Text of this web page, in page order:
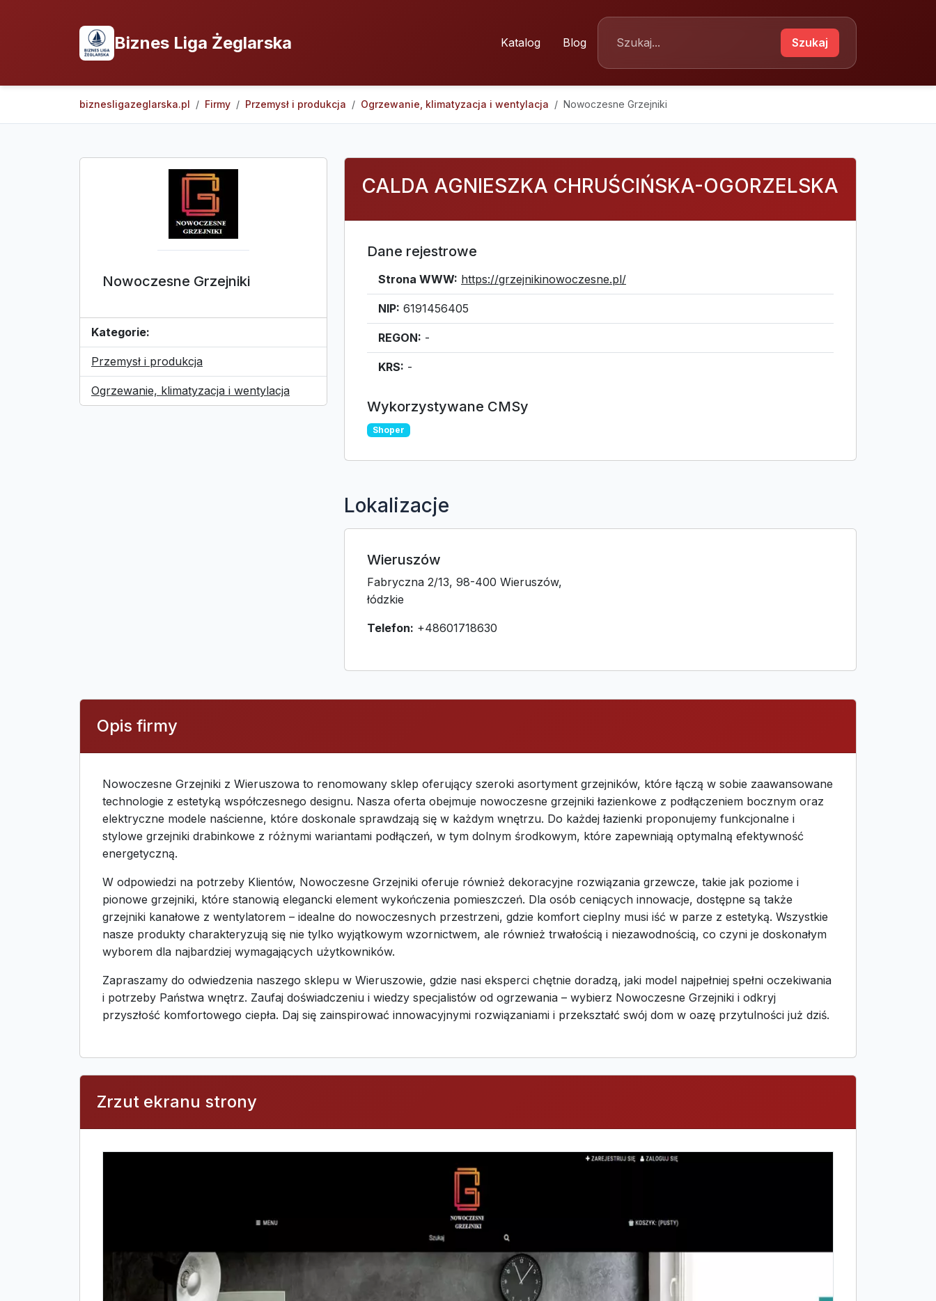
Biznes Liga Żeglarska Katalog Blog Szukaj
biznesligazeglarska.pl Firmy Przemysł i produkcja Ogrzewanie, klimatyzacja i wentylacja Nowoczesne Grzejniki
Nowoczesne Grzejniki
Kategorie:
Przemysł i produkcja
Ogrzewanie, klimatyzacja i wentylacja
CALDA AGNIESZKA CHRUŚCIŃSKA-OGORZELSKA
Dane rejestrowe
Strona WWW: https://grzejnikinowoczesne.pl/
NIP: 6191456405
REGON: -
KRS: -
Wykorzystywane CMSy
Shoper
Lokalizacje
Wieruszów
Fabryczna 2/13, 98-400 Wieruszów,
łódzkie
Telefon: +48601718630
Opis firmy
Nowoczesne Grzejniki z Wieruszowa to renomowany sklep oferujący szeroki asortyment grzejników, które łączą w sobie zaawansowane
technologie z estetyką współczesnego designu. Nasza oferta obejmuje nowoczesne grzejniki łazienkowe z podłączeniem bocznym oraz
elektryczne modele naścienne, które doskonale sprawdzają się w każdym wnętrzu. Do każdej łazienki proponujemy funkcjonalne i
stylowe grzejniki drabinkowe z różnymi wariantami podłączeń, w tym dolnym środkowym, które zapewniają optymalną efektywność
energetyczną.
W odpowiedzi na potrzeby Klientów, Nowoczesne Grzejniki oferuje również dekoracyjne rozwiązania grzewcze, takie jak poziome i
pionowe grzejniki, które stanowią elegancki element wykończenia pomieszczeń. Dla osób ceniących innowacje, dostępne są także
grzejniki kanałowe z wentylatorem – idealne do nowoczesnych przestrzeni, gdzie komfort cieplny musi iść w parze z estetyką. Wszystkie
nasze produkty charakteryzują się nie tylko wyjątkowym wzornictwem, ale również trwałością i niezawodnością, co czyni je doskonałym
wyborem dla najbardziej wymagających użytkowników.
Zapraszamy do odwiedzenia naszego sklepu w Wieruszowie, gdzie nasi eksperci chętnie doradzą, jaki model najpełniej spełni oczekiwania
i potrzeby Państwa wnętrz. Zaufaj doświadczeniu i wiedzy specjalistów od ogrzewania – wybierz Nowoczesne Grzejniki i odkryj
przyszłość komfortowego ciepła. Daj się zainspirować innowacyjnymi rozwiązaniami i przekształć swój dom w oazę przytulności już dziś.
Zrzut ekranu strony